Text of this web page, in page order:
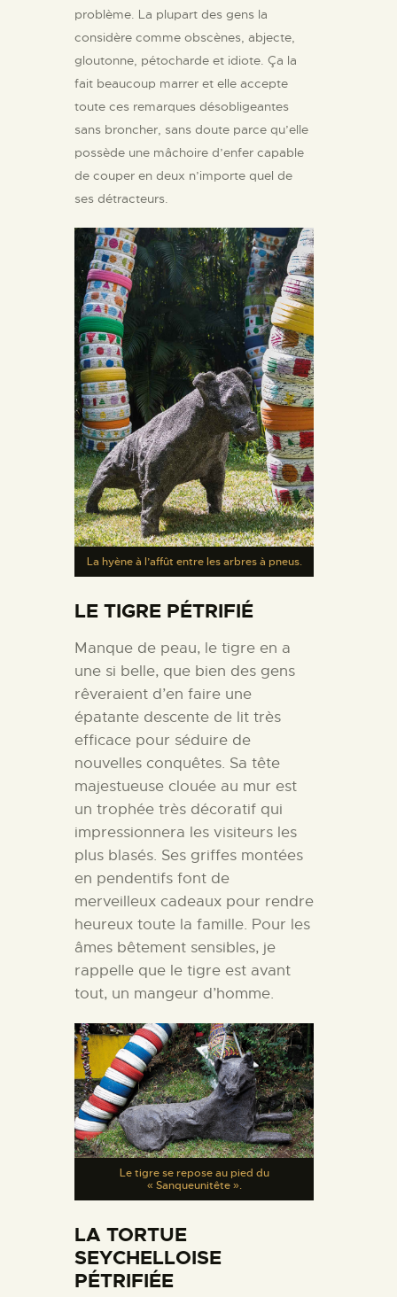
problème. La plupart des gens la
considère comme obscènes, abjecte,
gloutonne, pétocharde et idiote. Ça la
fait beaucoup marrer et elle accepte
toute ces remarques désobligeantes
sans broncher, sans doute parce qu’elle
possède une mâchoire d’enfer capable
de couper en deux n’importe quel de
ses détracteurs.
La hyène à l’affût entre les arbres à pneus.
LE TIGRE PÉTRIFIÉ
Manque de peau, le tigre en a
une si belle, que bien des gens
rêveraient d’en faire une
épatante descente de lit très
efficace pour séduire de
nouvelles conquêtes. Sa tête
majestueuse clouée au mur est
un trophée très décoratif qui
impressionnera les visiteurs les
plus blasés. Ses griffes montées
en pendentifs font de
merveilleux cadeaux pour rendre
heureux toute la famille. Pour les
âmes bêtement sensibles, je
rappelle que le tigre est avant
tout, un mangeur d’homme.
Le tigre se repose au pied du
« Sanqueunitête ».
LA TORTUE
SEYCHELLOISE
PÉTRIFIÉE